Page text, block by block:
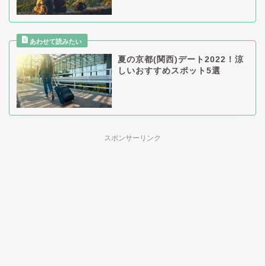
夏の京都(関西)デート2022！涼
しいおすすめスポット5選
スポンサーリンク